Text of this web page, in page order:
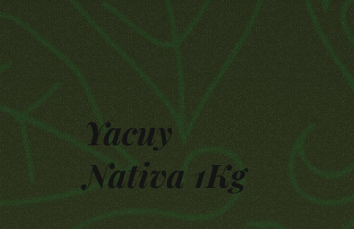
Yacuy
Nativa 1Kg